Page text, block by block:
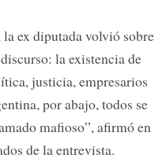
ex diputada volvió sobre
la existencia de
justicia, empresarios
por abajo, todos se
mafioso”, afirmó en
de la entrevista.